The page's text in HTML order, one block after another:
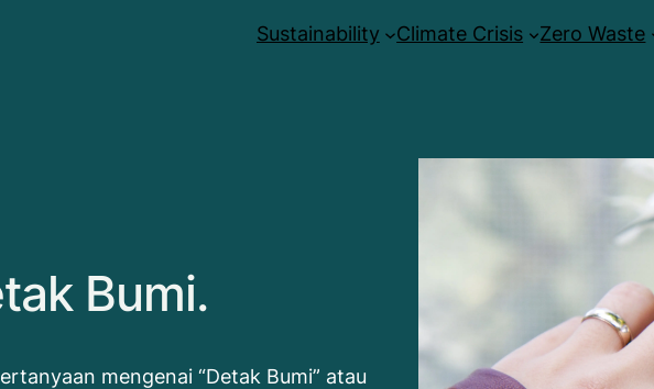
Sustainability Climate Crisis Zero Waste
Bumi.
mengenai “Detak Bumi” atau